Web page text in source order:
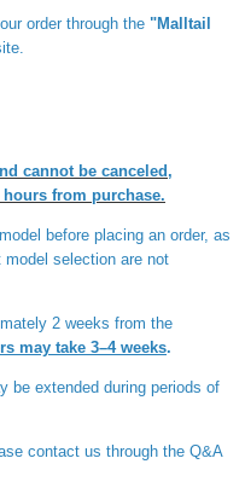
order through the "Malltail
cannot be canceled,
from purchase.
before placing an order, as
selection are not
2 weeks from the
may take 3–4 weeks.
be extended during periods of
contact us through the Q&A